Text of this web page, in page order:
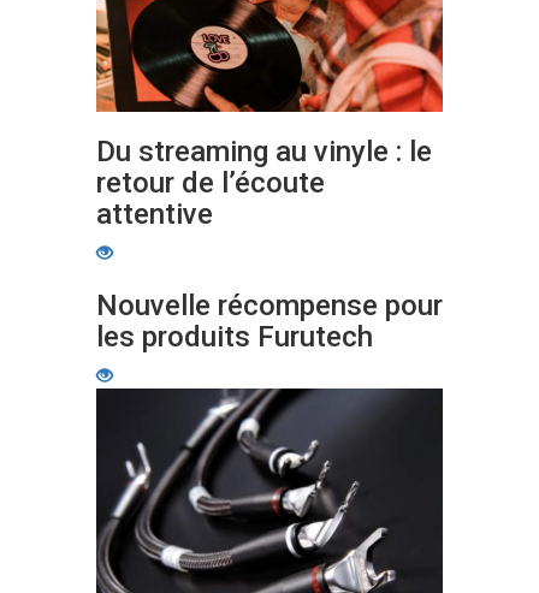
Du streaming au vinyle : le
retour de l’écoute
attentive
Nouvelle récompense pour
les produits Furutech